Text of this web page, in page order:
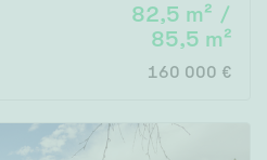
82,5 m² /
85,5 m²
160 000 €